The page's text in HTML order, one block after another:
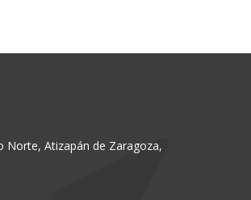
Norte, Atizapán de Zaragoza,